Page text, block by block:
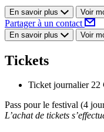
En savoir plus Voir
Partager à un contact
En savoir plus Voir
Tickets
Ticket journalier 22
Pass pour le festival (4
L’achat de tickets